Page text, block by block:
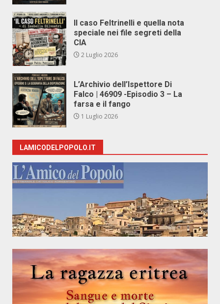
Il caso Feltrinelli e quella nota
speciale nei file segreti della
CIA
2 Luglio 2026
L’Archivio dell’Ispettore Di
Falco | 46909 -Episodio 3 – La
farsa e il fango
1 Luglio 2026
LAMICODELPOPOLO.IT